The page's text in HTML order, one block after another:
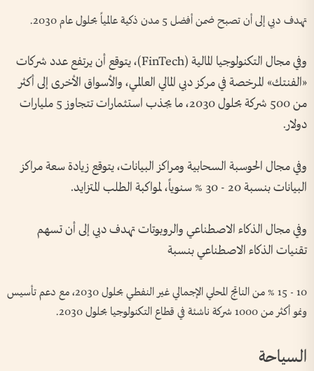
تهدف دبي إلى أن تصبح ضمن أفضل 5 مدن ذكية عالمياً بحلول عام 2030.
وفي مجال التكنولوجيا المالية (FinTech)، يتوقع أن يرتفع عدد شركات
«الفنتك» المرخصة في مركز دبي المالي العالمي، والأسواق الأخرى إلى أكثر
من 500 شركة بحلول 2030، ما يجذب استثمارات تتجاوز 5 مليارات
دولار.
وفي مجال الحوسبة السحابية ومراكز البيانات، يتوقع زيادة سعة مراكز
البيانات بنسبة 20 - 30 % سنوياً، لمواكبة الطلب المتزايد.
وفي مجال الذكاء الاصطناعي والروبوتات تهدف دبي إلى أن تسهم
تقنيات الذكاء الاصطناعي بنسبة
10 - 15 % من الناتج المحلي الإجمالي غير النفطي بحلول 2030، مع دعم تأسيس
ونمو أكثر من 1000 شركة ناشئة في قطاع التكنولوجيا بحلول 2030.
السياحة